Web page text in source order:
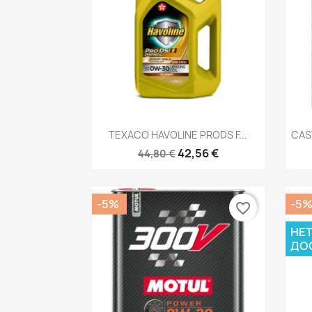
Быстрый просмотр
TEXACO HAVOLINE PRODS F...
44,80 €42,56 €
-5% favorite_border
-5%